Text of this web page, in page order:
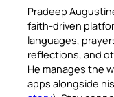
Pradeep
faith-driven
languages,
reflections, and
He manages the
apps alongside